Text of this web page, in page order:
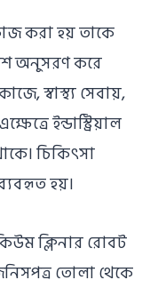
করা হয় তাকে
অনুসরণ করে
স্বাস্থ্য সেবায়,
ইন্ডাস্ট্রিয়াল
চিকিৎসা
হয়।
ক্লিনার রোবট
তোলা থেকে